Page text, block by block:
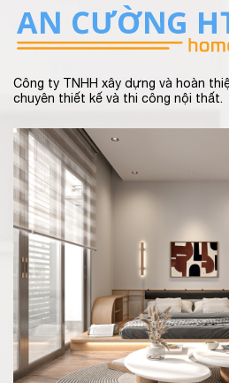
Công ty TNHH xây dựng và hoàn
chuyên thiết kế và thi công nội thất.